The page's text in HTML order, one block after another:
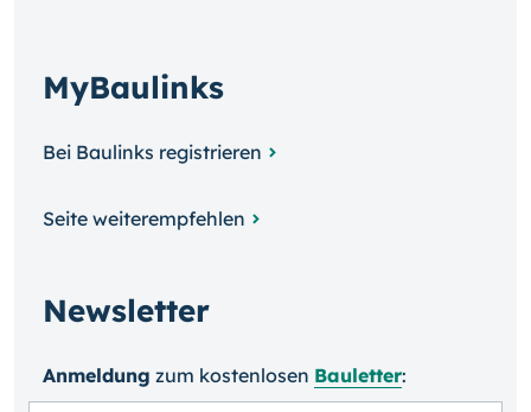
MyBaulinks
Bei Baulinks registrieren
Seite weiterempfehlen
Newsletter
Anmeldung zum kosten­losen Bauletter: